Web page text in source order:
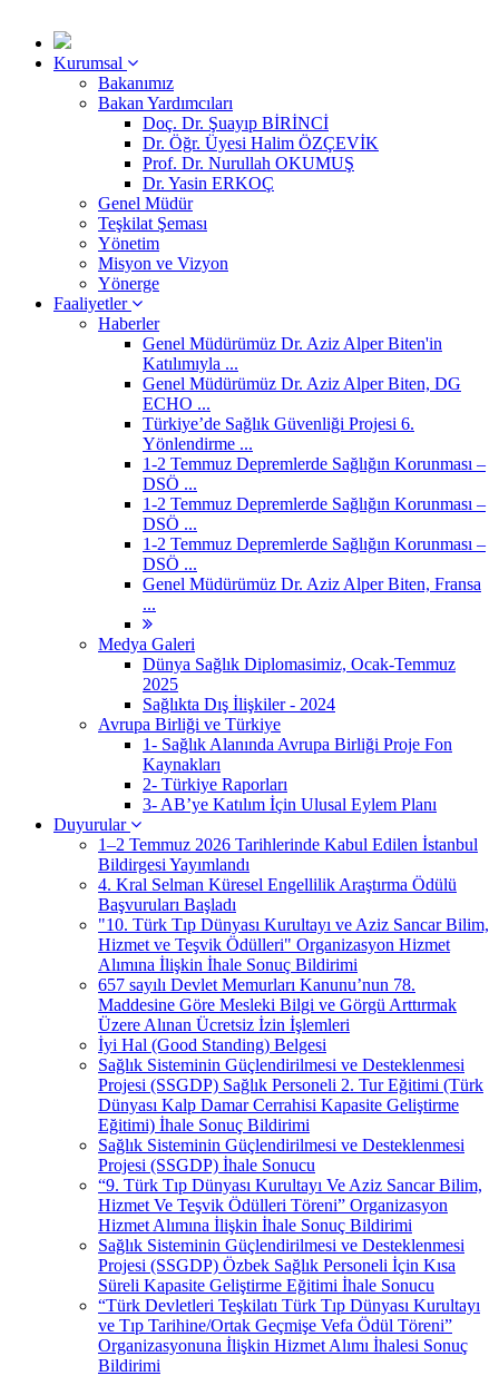
Kurumsal
Bakanımız
Bakan Yardımcıları
Doç. Dr. Şuayıp BİRİNCİ
Dr. Öğr. Üyesi Halim ÖZÇEVİK
Prof. Dr. Nurullah OKUMUŞ
Dr. Yasin ERKOÇ
Genel Müdür
Teşkilat Şeması
Yönetim
Misyon ve Vizyon
Yönerge
Faaliyetler
Haberler
Genel Müdürümüz Dr. Aziz Alper Biten'in
Katılımıyla ...
Genel Müdürümüz Dr. Aziz Alper Biten, DG
ECHO ...
Türkiye’de Sağlık Güvenliği Projesi 6.
Yönlendirme ...
1-2 Temmuz Depremlerde Sağlığın Korunması –
DSÖ ...
1-2 Temmuz Depremlerde Sağlığın Korunması –
DSÖ ...
1-2 Temmuz Depremlerde Sağlığın Korunması –
DSÖ ...
Genel Müdürümüz Dr. Aziz Alper Biten, Fransa
...
Medya Galeri
Dünya Sağlık Diplomasimiz, Ocak-Temmuz
2025
Sağlıkta Dış İlişkiler - 2024
Avrupa Birliği ve Türkiye
1- Sağlık Alanında Avrupa Birliği Proje Fon
Kaynakları
2- Türkiye Raporları
3- AB’ye Katılım İçin Ulusal Eylem Planı
Duyurular
1–2 Temmuz 2026 Tarihlerinde Kabul Edilen İstanbul
Bildirgesi Yayımlandı
4. Kral Selman Küresel Engellilik Araştırma Ödülü
Başvuruları Başladı
"10. Türk Tıp Dünyası Kurultayı ve Aziz Sancar Bilim,
Hizmet ve Teşvik Ödülleri" Organizasyon Hizmet
Alımına İlişkin İhale Sonuç Bildirimi
657 sayılı Devlet Memurları Kanunu’nun 78.
Maddesine Göre Mesleki Bilgi ve Görgü Arttırmak
Üzere Alınan Ücretsiz İzin İşlemleri
İyi Hal (Good Standing) Belgesi
Sağlık Sisteminin Güçlendirilmesi ve Desteklenmesi
Projesi (SSGDP) Sağlık Personeli 2. Tur Eğitimi (Türk
Dünyası Kalp Damar Cerrahisi Kapasite Geliştirme
Eğitimi) İhale Sonuç Bildirimi
Sağlık Sisteminin Güçlendirilmesi ve Desteklenmesi
Projesi (SSGDP) İhale Sonucu
“9. Türk Tıp Dünyası Kurultayı Ve Aziz Sancar Bilim,
Hizmet Ve Teşvik Ödülleri Töreni” Organizasyon
Hizmet Alımına İlişkin İhale Sonuç Bildirimi
Sağlık Sisteminin Güçlendirilmesi ve Desteklenmesi
Projesi (SSGDP) Özbek Sağlık Personeli İçin Kısa
Süreli Kapasite Geliştirme Eğitimi İhale Sonucu
“Türk Devletleri Teşkilatı Türk Tıp Dünyası Kurultayı
ve Tıp Tarihine/Ortak Geçmişe Vefa Ödül Töreni”
Organizasyonuna İlişkin Hizmet Alımı İhalesi Sonuç
Bildirimi